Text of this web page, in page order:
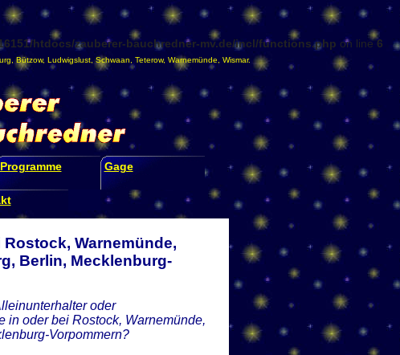
htdocs/zauberer-bauchredner-mv.de/incl/functions.php on line6
,Bützow, Ludwigslust ,Schwaan Teterow, Warnemünde Wismar.
Programme Gage
Warnemünde,
Berlin, Mecklenburg-
oder
in oder bei Rostock, Warnemünde,
Vorpommern?